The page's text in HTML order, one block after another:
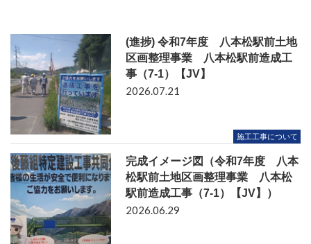
(進捗) 令和7年度 八本松駅前土地
区画整理事業 八本松駅前造成工
事（7-1）【JV】
施工工事について
2026.07.21
完成イメージ図（令和7年度 八本
松駅前土地区画整理事業 八本松
駅前造成工事（7-1）【JV】）
2026.06.29